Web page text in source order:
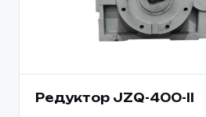
Редуктор JZQ-400-II